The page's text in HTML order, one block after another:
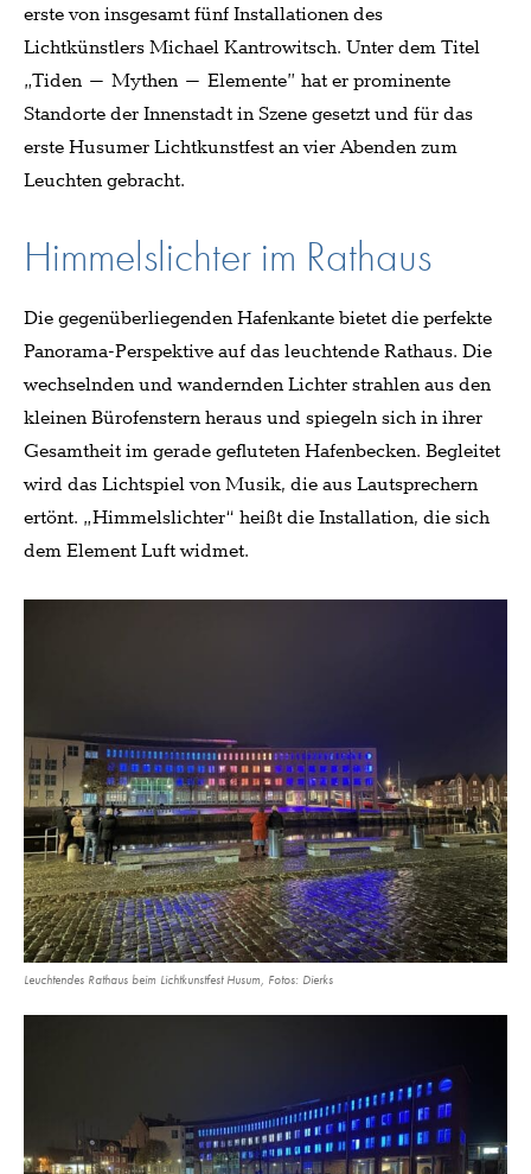
erste von insgesamt fünf Installationen des
Lichtkünstlers Michael Kantrowitsch. Unter dem Titel
„Tiden – Mythen – Elemente” hat er prominente
Standorte der Innenstadt in Szene gesetzt und für das
erste Husumer Lichtkunstfest an vier Abenden zum
Leuchten gebracht.
Himmelslichter im Rathaus
Die gegenüberliegenden Hafenkante bietet die perfekte
Panorama-Perspektive auf das leuchtende Rathaus. Die
wechselnden und wandernden Lichter strahlen aus den
kleinen Bürofenstern heraus und spiegeln sich in ihrer
Gesamtheit im gerade gefluteten Hafenbecken. Begleitet
wird das Lichtspiel von Musik, die aus Lautsprechern
ertönt. „Himmelslichter“ heißt die Installation, die sich
dem Element Luft widmet.
Leuchtendes Rathaus beim Lichtkunstfest Husum, Fotos: Dierks